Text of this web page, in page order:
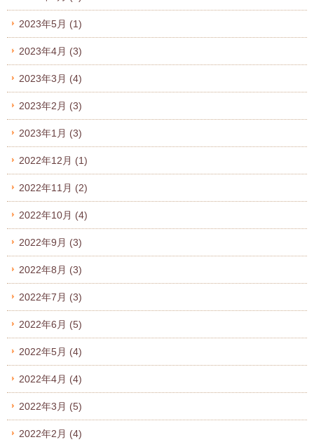
2023年5月 (1)
2023年4月 (3)
2023年3月 (4)
2023年2月 (3)
2023年1月 (3)
2022年12月 (1)
2022年11月 (2)
2022年10月 (4)
2022年9月 (3)
2022年8月 (3)
2022年7月 (3)
2022年6月 (5)
2022年5月 (4)
2022年4月 (4)
2022年3月 (5)
2022年2月 (4)